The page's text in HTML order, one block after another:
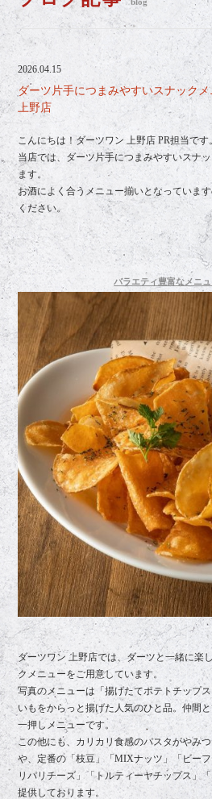
2026.04.15
ダーツ片手につまみやすいスナック
上野店
こんにちは！ダーツワン 上野店 PR担当です
当店では、ダーツ片手につまみやすいスナ
ます。
お酒によく合うメニュー揃いとなっていま
ください。
バラエティ豊富なメニ
ダーツワン 上野店では、ダーツと一緒に楽
クメニューをご用意しています。
写真のメニューは「揚げたてポテトチップ
いもをからっと揚げた人気のひと品。仲間
一押しメニューです。
この他にも、カリカリ食感のパスタがやみ
や、定番の「枝豆」「MIXナッツ」「ビー
リパリチーズ」「トルティーヤチップス」
提供しております。